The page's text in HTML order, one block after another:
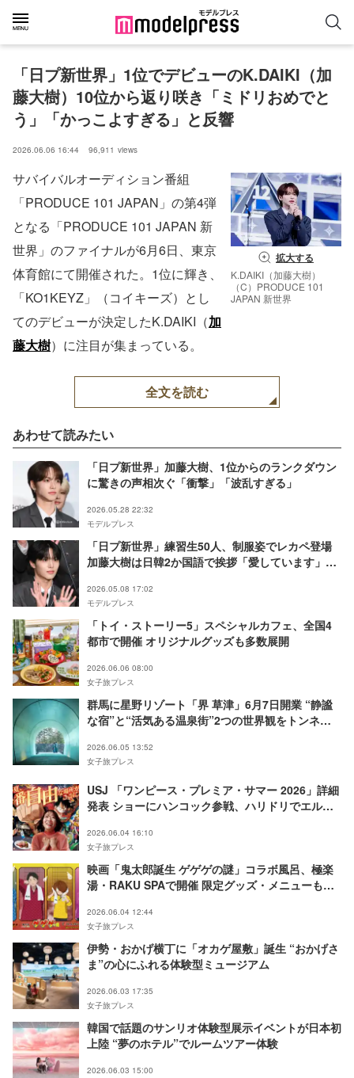
「日プ新世界」1位でデビューのK.DAIKI（加
藤大樹）10位から返り咲き「ミドリおめでと
う」「かっこよすぎる」と反響
2026.06.06 16:44 96,911 views
拡大する
K.DAIKI（加藤大樹）
（C）PRODUCE 101
JAPAN 新世界
サバイバルオーディション番組
「PRODUCE 101 JAPAN」の第4弾
となる「PRODUCE 101 JAPAN 新
世界」のファイナルが6月6日、東京
体育館にて開催された。1位に輝き、
「KO1KEYZ」（コイキーズ）とし
てのデビューが決定したK.DAIKI（加
藤大樹）に注目が集まっている。
全文を読む
あわせて読みたい
「日プ新世界」加藤大樹、1位からのランクダウン
に驚きの声相次ぐ「衝撃」「波乱すぎる」
2026.05.28 22:32
モデルプレス
「日プ新世界」練習生50人、制服姿でレカペ登場
加藤大樹は日韓2か国語で挨拶「愛しています」
2026.05.08 17:02
モデルプレス
「トイ・ストーリー5」スペシャルカフェ、全国4
都市で開催 オリジナルグッズも多数展開
2026.06.06 08:00
女子旅プレス
群馬に星野リゾート「界 草津」6月7日開業 “静謐
な宿”と“活気ある温泉街”2つの世界観をトンネル
2026.06.05 13:52
女子旅プレス
USJ 「ワンピース・プレミア・サマー 2026」詳細
発表 ショーにハンコック参戦、ハリドリでエルバ
2026.06.04 16:10
女子旅プレス
映画「鬼太郎誕生 ゲゲゲの謎」コラボ風呂、極楽
湯・RAKU SPAで開催 限定グッズ・メニューも登
2026.06.04 12:44
女子旅プレス
伊勢・おかげ横丁に「オカゲ屋敷」誕生 “おかげさ
ま”の心にふれる体験型ミュージアム
2026.06.03 17:35
女子旅プレス
韓国で話題のサンリオ体験型展示イベントが日本初
上陸 “夢のホテル”でルームツアー体験
2026.06.03 15:00